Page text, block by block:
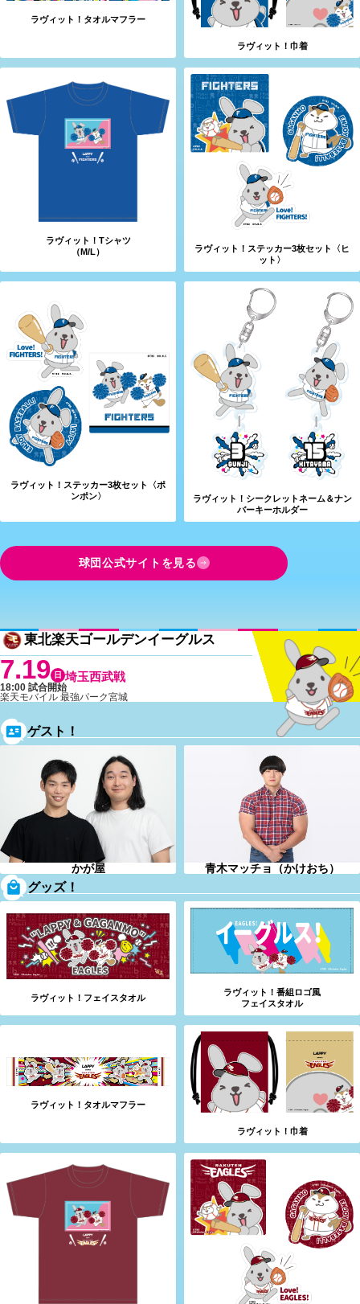
ラヴィット！タオルマフラー
ラヴィット！巾着
ラヴィット！Tシャツ
（M/L）
ラヴィット！ステッカー3枚セット〈ヒ
ット〉
ラヴィット！ステッカー3枚セット〈ポ
ンポン〉
ラヴィット！シークレットネーム＆ナン
バーキーホルダー
球団公式サイトを見る
東北楽天ゴールデンイーグルス
7.19 日 埼玉西武戦
18:00 試合開始
楽天モバイル 最強パーク宮城
ゲスト！
かが屋 青木マッチョ（かけおち）
グッズ！
ラヴィット！フェイスタオル
ラヴィット！番組ロゴ風
フェイスタオル
ラヴィット！タオルマフラー
ラヴィット！巾着